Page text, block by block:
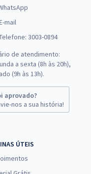
mail
3003-0894
de atendimento:
a sexta (8h às 20h),
(9h às 13h).
aprovado?
nos a sua história!
ÚTEIS